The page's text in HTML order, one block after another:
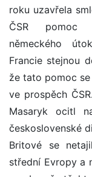
roku uzavřela
ČSR pomoc
německého
Francie stejnou
že tato pomoc
ve prospěch
Masaryk ocitl
československé
Britové se
střední Evropy a